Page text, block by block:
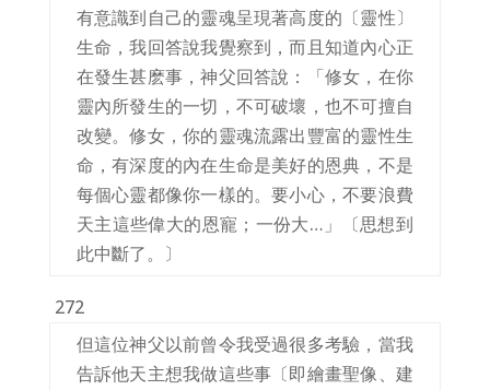
有意識到自己的靈魂呈現著高度的〔靈性〕
生命，我回答說我覺察到，而且知道內心正
在發生甚麽事，神父回答說：「修女，在你
靈內所發生的一切，不可破壞，也不可擅自
改變。修女，你的靈魂流露出豐富的靈性生
命，有深度的內在生命是美好的恩典，不是
每個心靈都像你一樣的。要小心，不要浪費
天主這些偉大的恩寵；一份大…」〔思想到
此中斷了。〕
272
但這位神父以前曾令我受過很多考驗，當我
告訴他天主想我做這些事〔即繪畫聖像、建